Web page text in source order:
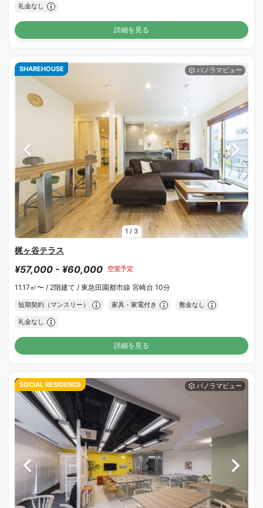
礼金なし
詳細を見る
1 / 3
SHAREHOUSE
梶ヶ谷テラス
¥57,000 - ¥60,000 空室予定
11.17㎡〜 / 2階建て / 東急田園都市線 宮崎台 10分
短期契約（マンスリー） 家具・家電付き 敷金なし
礼金なし
詳細を見る
SOCIAL RESIDENCE